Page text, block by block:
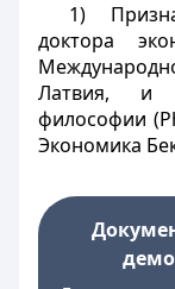
1)
доктора
Латвия, и
философии
Экономика